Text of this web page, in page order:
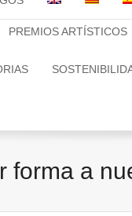
PREMIOS ARTÍSTICOS
forma a